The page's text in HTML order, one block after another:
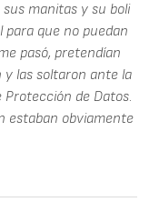
manitas y su boli
que no puedan
pasó, pretendían
las soltaron ante la
Protección de Datos.
estaban obviamente